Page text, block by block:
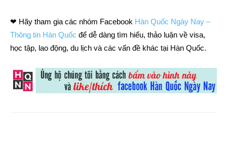
❤ Hãy tham gia các nhóm Facebook Hàn Quốc Ngày Nay –
Thông tin Hàn Quốc để dễ dàng tìm hiểu, thảo luận về visa,
học tập, lao động, du lịch và các vấn đề khác tại Hàn Quốc.